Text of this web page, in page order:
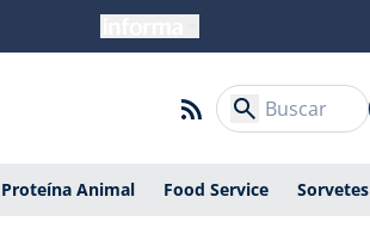
Proteína Animal Food Service Sorvetes